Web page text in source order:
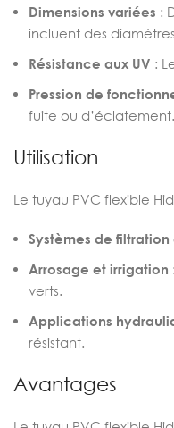
Dimensions variées :
incluent des
Résistance aux UV :
Pression de
fuite ou d’éclatement.
Utilisation
Le tuyau PVC flexible
Systèmes de
Arrosage et irrigation
verts.
Applications
résistant.
Avantages